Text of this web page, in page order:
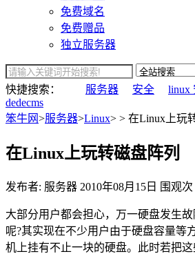
免费域名
免费赠品
独立服务器
快捷搜索： 服务器 安全 linux
dedecms
笨牛网>服务器>Linux> > 在Linux上玩
在Linux上玩转磁盘阵列
发布者: 服务器 2010年08月15日 围观次
大部分用户都会担心，万一硬盘发生
呢?其实现在不少用户由于硬盘容量等
机上挂有不止一块的硬盘。此时若把